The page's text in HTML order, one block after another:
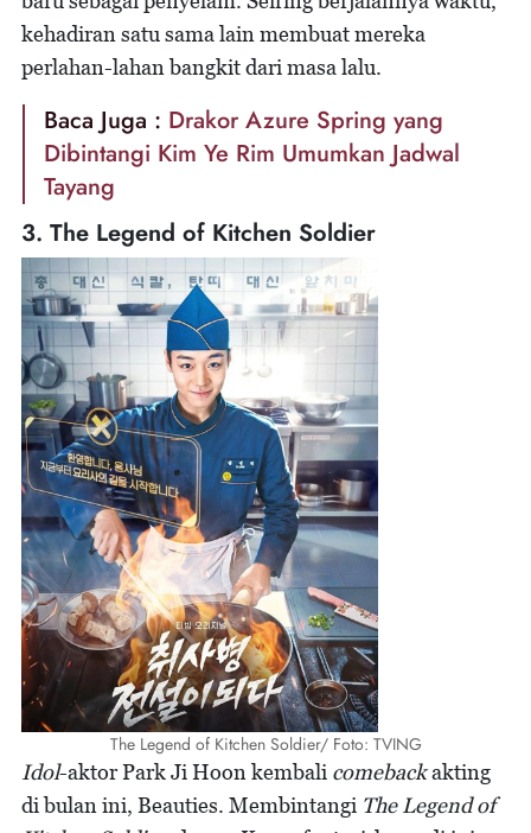
kehadiran satu sama lain membuat mereka
perlahan-lahan bangkit dari masa lalu.
Baca Juga : Drakor Azure Spring yang
Dibintangi Kim Ye Rim Umumkan Jadwal
Tayang
3. The Legend of Kitchen Soldier
The Legend of Kitchen Soldier/ Foto: TVING
Idol-aktor Park Ji Hoon kembali comebackakting
di bulan ini, Beauties. Membintangi The Legend of